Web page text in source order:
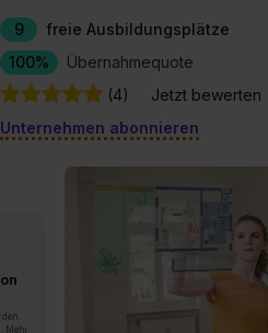
9
freie Ausbildungsplätze
100%
Übernahmequote
(4)
Jetzt bewerten
Unternehmen abonnieren
Mehr